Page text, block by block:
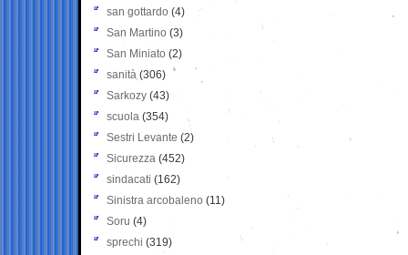
san gottardo (4)
San Martino (3)
San Miniato (2)
sanità (306)
Sarkozy (43)
scuola (354)
Sestri Levante (2)
Sicurezza (452)
sindacati (162)
Sinistra arcobaleno (11)
Soru (4)
sprechi (319)